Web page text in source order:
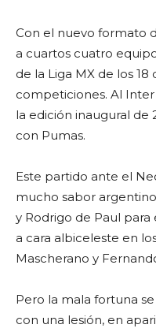
Con el nuevo formato
a cuartos cuatro
de la Liga MX de los
competiciones. Al
la edición inaugural de
con Pumas.
Este partido ante el
mucho sabor
y Rodrigo de Paul
a cara albiceleste en
Mascherano y
Pero la mala fortuna
con una lesión, en